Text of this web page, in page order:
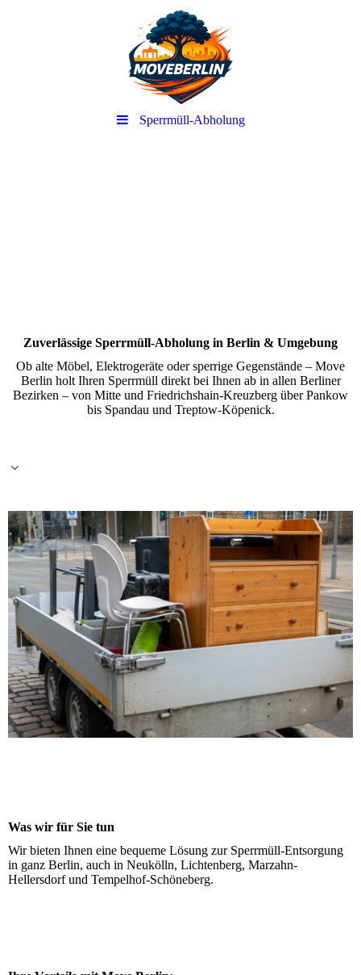
Sperrmüll-Abholung
Zuverlässige Sperrmüll-Abholung in Berlin & Umgebung
Ob alte Möbel, Elektrogeräte oder sperrige Gegenstände – Move
Berlin holt Ihren Sperrmüll direkt bei Ihnen ab in allen Berliner
Bezirken – von Mitte und Friedrichshain-Kreuzberg über Pankow
bis Spandau und Treptow-Köpenick.
Was wir für Sie tun
Wir bieten Ihnen eine bequeme Lösung zur Sperrmüll-Entsorgung
in ganz Berlin, auch in Neukölln, Lichtenberg, Marzahn-
Hellersdorf und Tempelhof-Schöneberg.